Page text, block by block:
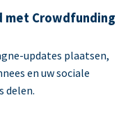
met Crowdfunding
updates plaatsen,
en uw sociale
delen.